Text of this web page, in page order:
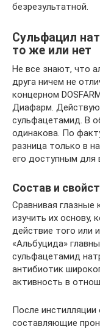
безрезультатной.
Сульфацил
то же или нет
Не все знают, что
друга ничем не
концерном
Диафарм.
сульфацетамид. В
одинакова. По
разница только в
его доступным для
Состав и
Сравнивая глазные
изучить их основу,
действие того или
«Альбуцида»
сульфацетамид
антибиотик
активность в
После инстилляции
составляющие